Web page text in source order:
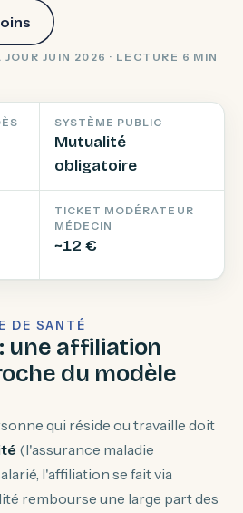
JUIN 2026 · LECTURE 6 MIN
SYSTÈME PUBLIC
Mutualité
obligatoire
TICKET MODÉRATEUR
MÉDECIN
~12 €
DE SANTÉ
une affiliation
du modèle
qui réside ou travaille doit
(l'assurance maladie
l'affiliation se fait via
rembourse une large part des